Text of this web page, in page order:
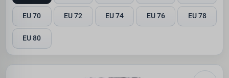
EU 70 EU 72 EU 74 EU 76 EU 78
EU 80